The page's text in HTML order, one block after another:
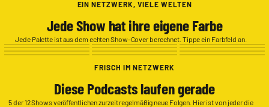
EIN NETZWERK, VIELE WELTEN
Jede Show hat ihre eigene Farbe
Jede Palette ist aus dem echten Show-Cover berechnet. Tippe ein Farbfeld an.
FRISCH IM NETZWERK
Diese Podcasts laufen gerade
5 der 12 Shows veröffentlichen zurzeit regelmäßig neue Folgen. Hier ist von jeder die